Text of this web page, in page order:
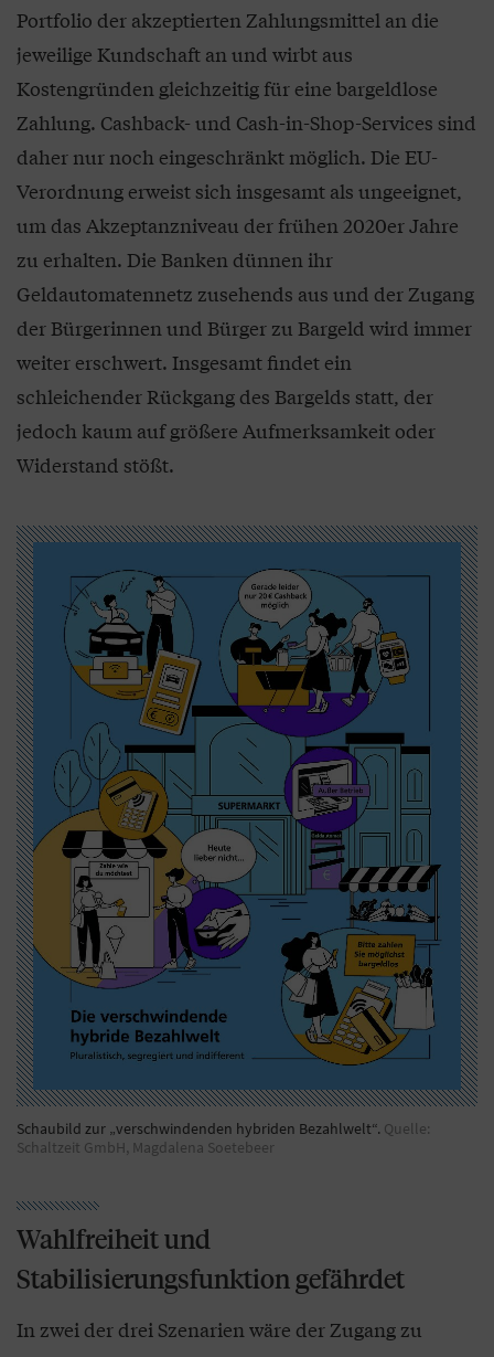
Portfolio der akzeptierten Zahlungsmittel an die
jeweilige Kundschaft an und wirbt aus
Kostengründen gleichzeitig für eine bargeldlose
Zahlung. Cashback- und Cash-in-Shop-Services sind
daher nur noch eingeschränkt möglich. Die EU-
Verordnung erweist sich insgesamt als ungeeignet,
um das Akzeptanzniveau der frühen 2020er Jahre
zu erhalten. Die Banken dünnen ihr
Geldautomatennetz zusehends aus und der Zugang
der Bürgerinnen und Bürger zu Bargeld wird immer
weiter erschwert. Insgesamt findet ein
schleichender Rückgang des Bargelds statt, der
jedoch kaum auf größere Aufmerksamkeit oder
Widerstand stößt.
Schaubild zur „verschwindenden hybriden Bezahlwelt“. Quelle:
Schaltzeit GmbH, Magdalena Soetebeer
Wahlfreiheit und
Stabilisierungsfunktion gefährdet
In zwei der drei Szenarien wäre der Zugang zu